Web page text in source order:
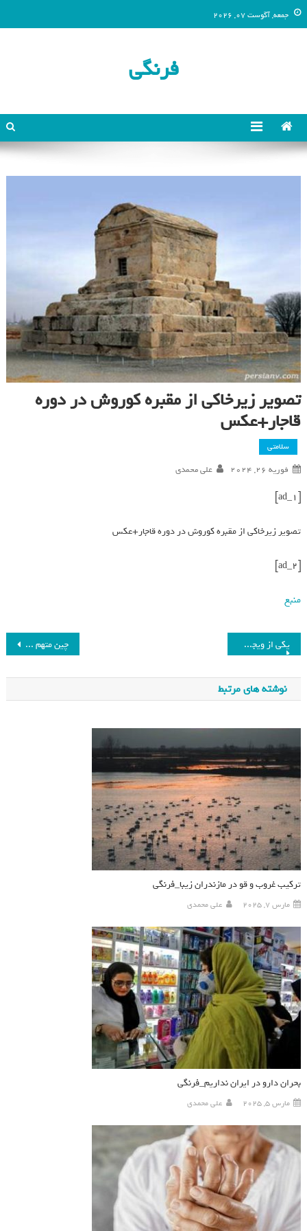
جمعه, آگوست 07, 2026
فرنگی
تصویر زیرخاکی از مقبره کوروش در دوره
قاجار+عکس
سلامتی
فوریه 26, 2024 علی محمدی
[ad_1]
تصویر زیرخاکی از مقبره کوروش در دوره قاجار+عکس
[ad_2]
منبع
چین متهم به پمپاژ سیانور به اقیانوس برای کشتن حیات دریایی است یکی از ویجت‌های پرکاربرد اندروید تغییر می‌کند
نوشته های مرتبط
ترکیب غروب و قو در مازندران زیبا_فرنگی
مارس 7, 2025 علی محمدی
بحران دارو در ایران نداریم_فرنگی
مارس 5, 2025 علی محمدی